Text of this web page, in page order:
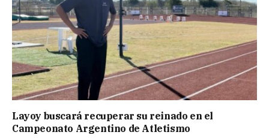
Layoy buscará recuperar su reinado en el
Campeonato Argentino de Atletismo